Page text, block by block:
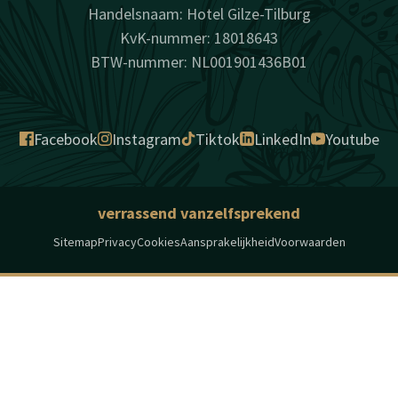
Handelsnaam: Hotel Gilze-Tilburg
KvK-nummer: 18018643
BTW-nummer: NL001901436B01
Facebook Instagram Tiktok LinkedIn Youtube
verrassend vanzelfsprekend
SitemapPrivacyCookiesAansprakelijkheidVoorwaarden